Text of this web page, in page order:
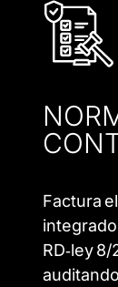
Factura
RD‑ley